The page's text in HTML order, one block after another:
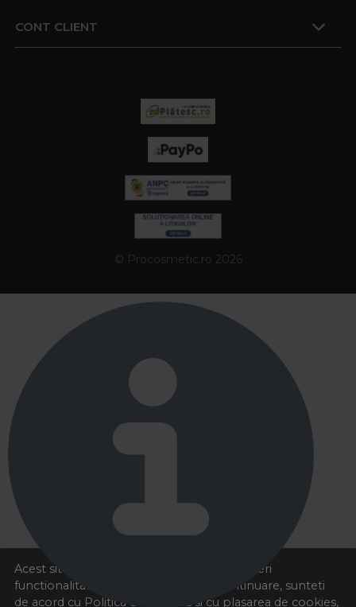
Acest site foloseste cookies pentru a va oferi
functionalitatea dorita. Navigand in continuare, sunteti
de acord cu Politica de cookies si cu plasarea de cookies,
CONT CLIENT
© Procosmetic.ro 2026